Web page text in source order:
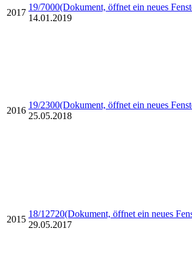
2017
19/7000(Dokument, öffnet ein neues
14.01.2019
2016
19/2300(Dokument, öffnet ein neues
25.05.2018
2015
18/12720(Dokument, öffnet ein neues
29.05.2017